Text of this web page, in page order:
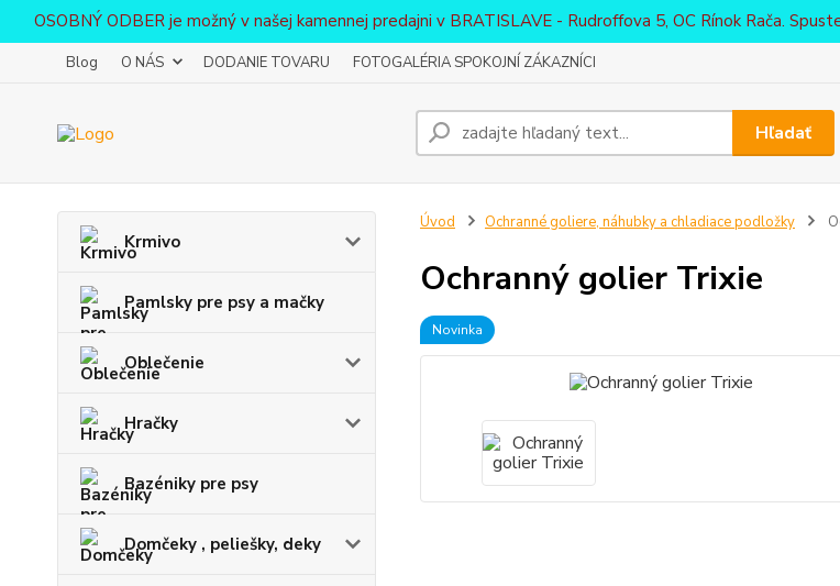
OSOBNÝ ODBER je možný v našej kamennej predajni v BRATISLAVE - Rudroffova 5, OC Rínok Rača.
Blog O NÁS DODANIE TOVARU FOTOGALÉRIA SPOKOJNÍ ZÁKAZNÍCI
Hľadať
Krmivo
Pamlsky pre psy a mačky
Oblečenie
Hračky
Bazéniky pre psy
Domčeky , peliešky, deky
Úvod Ochranné goliere, náhubky a chladiace podložky
Ochranný golier Trixie
Novinka